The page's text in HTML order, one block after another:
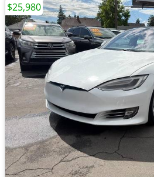
$25,980